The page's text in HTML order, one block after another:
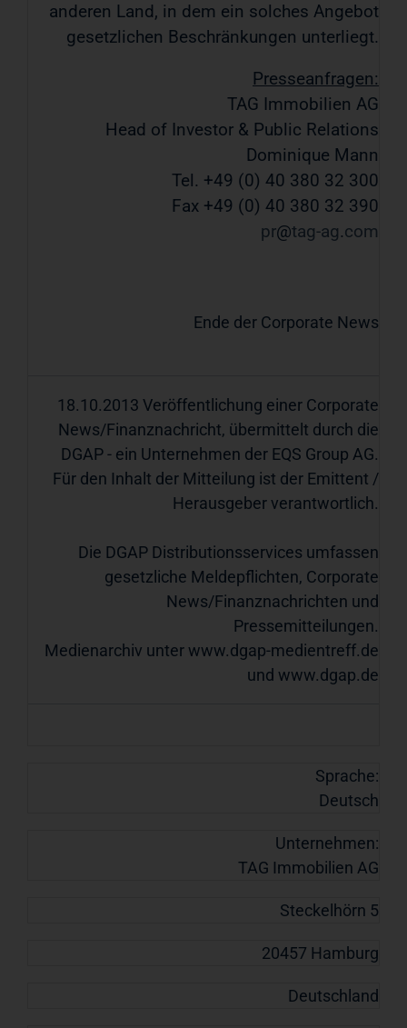
anderen Land, in dem ein solches Angebot
gesetzlichen Beschränkungen unterliegt.
Presseanfragen:
TAG Immobilien AG
Head of Investor & Public Relations
Dominique Mann
Tel. +49 (0) 40 380 32 300
Fax +49 (0) 40 380 32 390
pr
tag-ag com
Ende der Corporate News
18.10.2013 Veröffentlichung einer Corporate
News/Finanznachricht, übermittelt durch die
DGAP - ein Unternehmen der EQS Group AG.
Für den Inhalt der Mitteilung ist der Emittent /
Herausgeber verantwortlich.
Die DGAP Distributionsservices umfassen
gesetzliche Meldepflichten, Corporate
News/Finanznachrichten und
Pressemitteilungen.
Medienarchiv unterwww.dgap-medientreff.de
und www.dgap.de
Sprache:
Deutsch
Unternehmen:
TAG Immobilien AG
Steckelhörn 5
20457 Hamburg
Deutschland